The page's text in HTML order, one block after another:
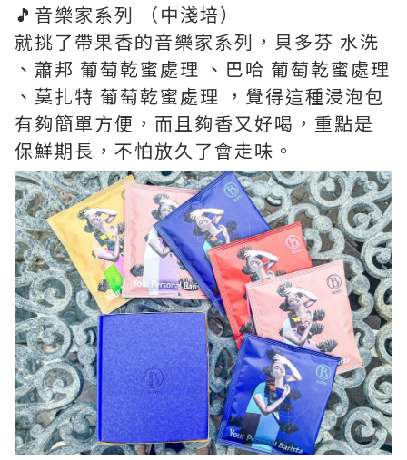
🎵音樂家系列 （中淺培）
就挑了帶果香的音樂家系列，貝多芬 水洗
、蕭邦 葡萄乾蜜處理 、巴哈 葡萄乾蜜處理
、莫扎特 葡萄乾蜜處理 ，覺得這種浸泡包
有夠簡單方便，而且夠香又好喝，重點是
保鮮期長，不怕放久了會走味。